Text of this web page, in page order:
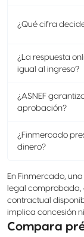
¿Qué cifra
¿La respuesta
igual al ingreso?
¿ASNEF
aprobación?
¿Finmercado
dinero?
En Finmercado,
legal comprobada,
contractual
implica concesión
Compara